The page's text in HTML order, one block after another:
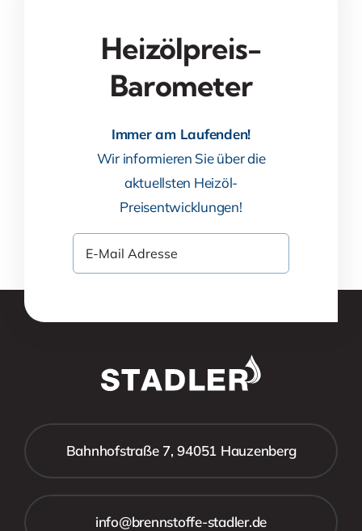
Heizölpreis-
Barometer
Immer am Laufenden!
Wir informieren Sie über die
aktuellsten Heizöl-
Preisentwicklungen!
Bahnhofstraße 7, 94051 Hauzenberg
info@brennstoffe-stadler.de